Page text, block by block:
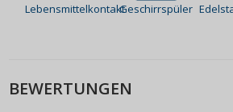
LebensmittelkontaktGeschirrspüler
BEWERTUNGEN